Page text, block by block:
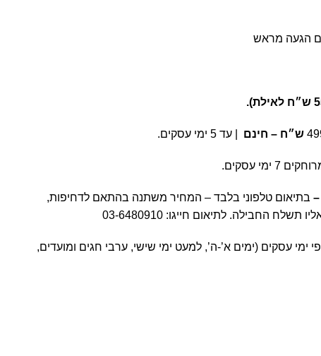
ש״ח – חינם | עד 5 ימי עסקים.
עסקים.
– בתיאום טלפוני בלבד – המחיר משתנה בהתאם לדחיפות,
תשלח החבילה. לתיאום חייגו: 03-6480910
ימי עסקים (ימים א’-ה’, למעט ימי שישי, ערבי חגים ומועדים,